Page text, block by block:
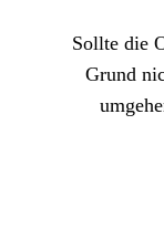
Sollte die
Grund